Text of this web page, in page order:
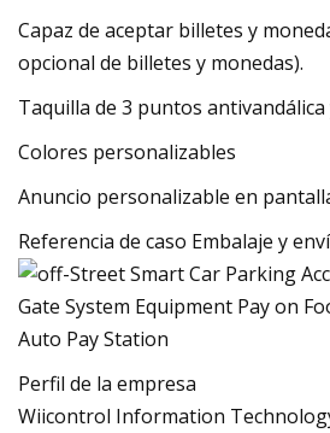
Capaz de aceptar billetes y
opcional de billetes y monedas).
Taquilla de 3 puntos
Colores personalizables
Anuncio personalizable en
Referencia de caso Embalaje y
Perfil de la empresa
Wiicontrol Information